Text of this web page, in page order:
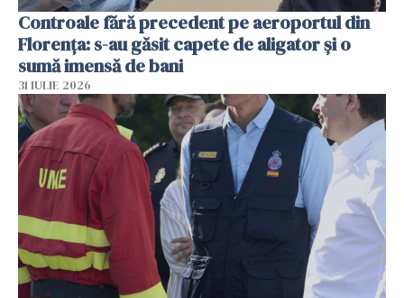
Controale fără precedent pe aeroportul din
Florența: s-au găsit capete de aligator și o
sumă imensă de bani
31 IULIE 2026